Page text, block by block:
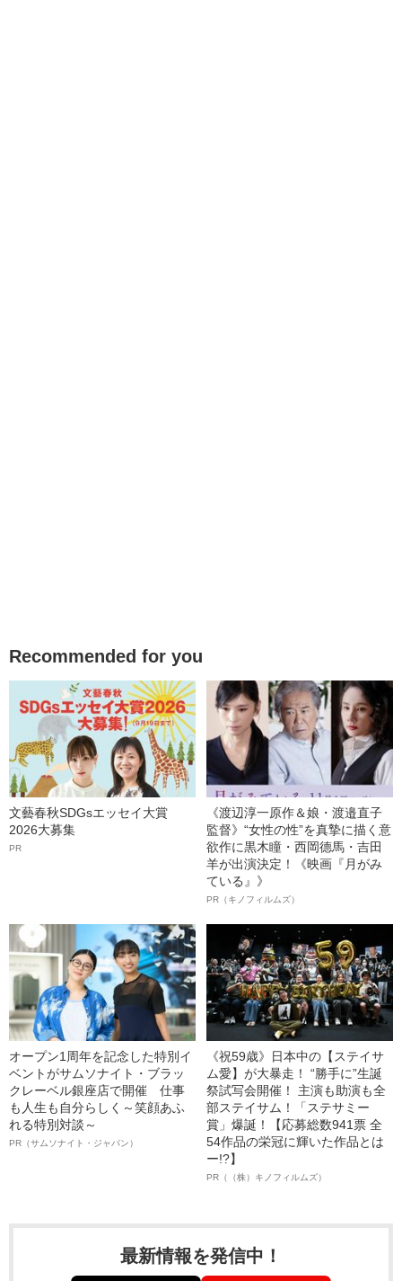
Recommended for you
文藝春秋SDGsエッセイ大賞
2026大募集
PR
《渡辺淳一原作＆娘・渡邉直子
監督》“女性の性”を真摯に描く意
欲作に黒木瞳・西岡德馬・吉田
羊が出演決定！《映画『月がみ
ている』》
PR（キノフィルムズ）
オープン1周年を記念した特別イ
ベントがサムソナイト・ブラッ
クレーベル銀座店で開催 仕事
も人生も自分らしく～笑顔あふ
れる特別対談～
PR（サムソナイト・ジャパン）
《祝59歳》日本中の【ステイサ
ム愛】が大暴走！ “勝手に”生誕
祭試写会開催！ 主演も助演も全
部ステイサム！「ステサミー
賞」爆誕！【応募総数941票 全
54作品の栄冠に輝いた作品とは
ー!?】
PR（（株）キノフィルムズ）
最新情報を発信中！